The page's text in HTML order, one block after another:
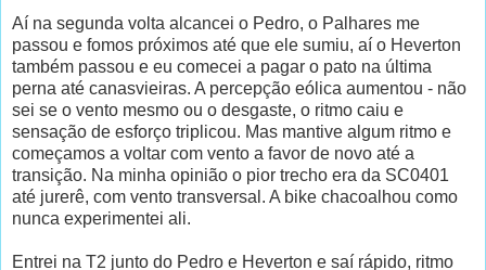
Aí na segunda volta alcancei o Pedro, o Palhares me
passou e fomos próximos até que ele sumiu, aí o Heverton
também passou e eu comecei a pagar o pato na última
perna até canasvieiras. A percepção eólica aumentou - não
sei se o vento mesmo ou o desgaste, o ritmo caiu e
sensação de esforço triplicou. Mas mantive algum ritmo e
começamos a voltar com vento a favor de novo até a
transição. Na minha opinião o pior trecho era da SC0401
até jurerê, com vento transversal. A bike chacoalhou como
nunca experimentei ali.
Entrei na T2 junto do Pedro e Heverton e saí rápido, ritmo